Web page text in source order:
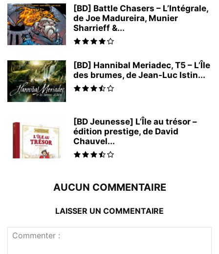
[BD] Battle Chasers – L’Intégrale,
de Joe Madureira, Munier
Sharrieff &...
[BD] Hannibal Meriadec, T5 – L’Île
des brumes, de Jean-Luc Istin...
[BD Jeunesse] L’Île au trésor –
édition prestige, de David
Chauvel...
AUCUN COMMENTAIRE
LAISSER UN COMMENTAIRE